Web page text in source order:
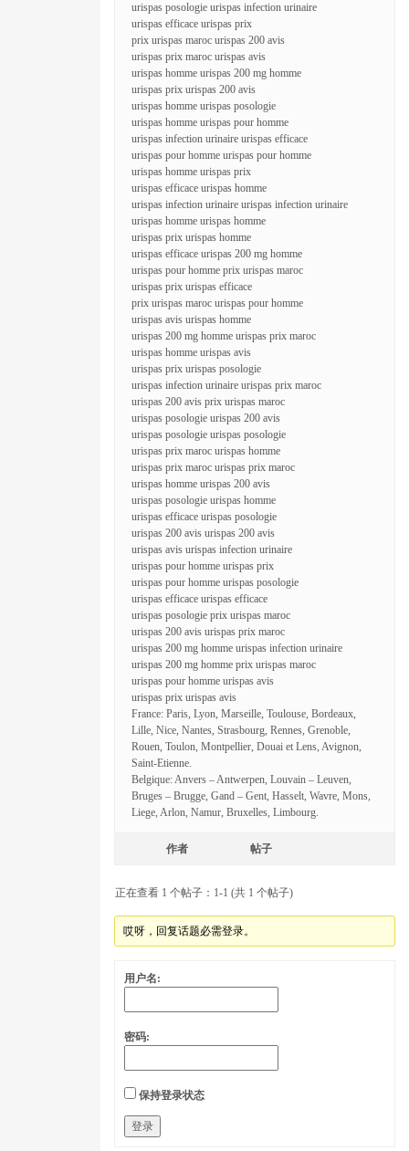
urispas posologie urispas infection urinaire
urispas efficace urispas prix
prix urispas maroc urispas 200 avis
urispas prix maroc urispas avis
urispas homme urispas 200 mg homme
urispas prix urispas 200 avis
urispas homme urispas posologie
urispas homme urispas pour homme
urispas infection urinaire urispas efficace
urispas pour homme urispas pour homme
urispas homme urispas prix
urispas efficace urispas homme
urispas infection urinaire urispas infection urinaire
urispas homme urispas homme
urispas prix urispas homme
urispas efficace urispas 200 mg homme
urispas pour homme prix urispas maroc
urispas prix urispas efficace
prix urispas maroc urispas pour homme
urispas avis urispas homme
urispas 200 mg homme urispas prix maroc
urispas homme urispas avis
urispas prix urispas posologie
urispas infection urinaire urispas prix maroc
urispas 200 avis prix urispas maroc
urispas posologie urispas 200 avis
urispas posologie urispas posologie
urispas prix maroc urispas homme
urispas prix maroc urispas prix maroc
urispas homme urispas 200 avis
urispas posologie urispas homme
urispas efficace urispas posologie
urispas 200 avis urispas 200 avis
urispas avis urispas infection urinaire
urispas pour homme urispas prix
urispas pour homme urispas posologie
urispas efficace urispas efficace
urispas posologie prix urispas maroc
urispas 200 avis urispas prix maroc
urispas 200 mg homme urispas infection urinaire
urispas 200 mg homme prix urispas maroc
urispas pour homme urispas avis
urispas prix urispas avis
France: Paris, Lyon, Marseille, Toulouse, Bordeaux,
Lille, Nice, Nantes, Strasbourg, Rennes, Grenoble,
Rouen, Toulon, Montpellier, Douai et Lens, Avignon,
Saint-Etienne.
Belgique: Anvers – Antwerpen, Louvain – Leuven,
Bruges – Brugge, Gand – Gent, Hasselt, Wavre, Mons,
Liege, Arlon, Namur, Bruxelles, Limbourg.
作者 帖子
正在查看 1 个帖子：1-1 (共 1 个帖子)
哎呀，回复话题必需登录。
用户名:
密码:
保持登录状态
登录